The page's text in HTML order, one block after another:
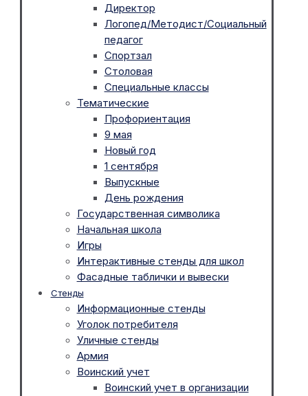
Директор
Логопед/Методист/Социальный
педагог
Спортзал
Столовая
Специальные классы
Тематические
Профориентация
9 мая
Новый год
1 сентября
Выпускные
День рождения
Государственная символика
Начальная школа
Игры
Интерактивные стенды для школ
Фасадные таблички и вывески
Стенды
Информационные стенды
Уголок потребителя
Уличные стенды
Армия
Воинский учет
Воинский учет в организации